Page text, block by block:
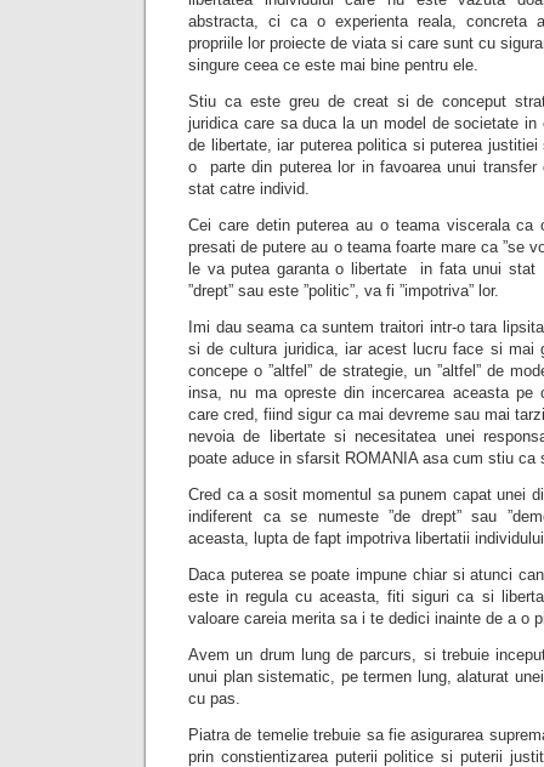
abstracta, ci ca o experienta reala, concreta
propriile lor proiecte de viata si care sunt cu
singure ceea ce este mai bine pentru ele.
Stiu ca este greu de creat si de conceput
juridica care sa duca la un model de societate
de libertate, iar puterea politica si puterea
o parte din puterea lor in favoarea unui transfer
stat catre individ.
Cei care detin puterea au o teama viscerala ca
presati de putere au o teama foarte mare ca ”se
le va putea garanta o libertate in fata unui
”drept” sau este ”politic”, va fi ”impotriva” lor.
Imi dau seama ca suntem traitori intr-o tara
si de cultura juridica, iar acest lucru face si mai
concepe o ”altfel” de strategie, un ”altfel” de
insa, nu ma opreste din incercarea aceasta pe
care cred, fiind sigur ca mai devreme sau mai
nevoia de libertate si necesitatea unei
poate aduce in sfarsit ROMANIA asa cum stiu ca
Cred ca a sosit momentul sa punem capat unei
indiferent ca se numeste ”de drept” sau
aceasta, lupta de fapt impotriva libertatii
Daca puterea se poate impune chiar si atunci
este in regula cu aceasta, fiti siguri ca si
valoare careia merita sa i te dedici inainte de a o
Avem un drum lung de parcurs, si trebuie
unui plan sistematic, pe termen lung, alaturat
cu pas.
Piatra de temelie trebuie sa fie asigurarea
prin constientizarea puterii politice si puterii